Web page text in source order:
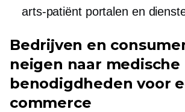
arts-patiëntportalen en
Bedrijven en
neigen naar medische
benodigdheden voor
commerce